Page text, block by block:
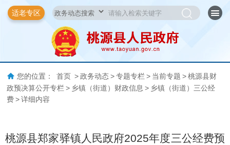
适老专区
您的位置： 首页 > 政务动态 > 专题专栏 > 当前专题 > 桃源县财
政预决算公开专栏 > 乡镇（街道）财政信息 > 乡镇（街道）三公经
费 > 详细内容
桃源县郑家驿镇人民政府2025年度三公经费预